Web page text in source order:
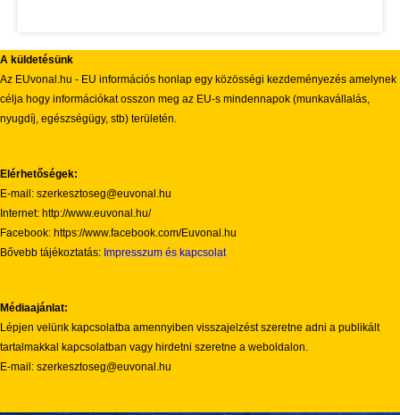
A küldetésünk
Az EUvonal.hu - EU információs honlap egy közösségi kezdeményezés amelynek
célja hogy információkat osszon meg az EU-s mindennapok (munkavállalás,
nyugdíj, egészségügy, stb) területén.
Elérhetőségek:
E-mail: szerkesztoseg@euvonal.hu
Internet: http://www.euvonal.hu/
Facebook: https://www.facebook.com/Euvonal.hu
Bővebb tájékoztatás: Impresszum és kapcsolat
Médiaajánlat:
Lépjen velünk kapcsolatba amennyiben visszajelzést szeretne adni a publikált
tartalmakkal kapcsolatban vagy hirdetni szeretne a weboldalon.
E-mail: szerkesztoseg@euvonal.hu